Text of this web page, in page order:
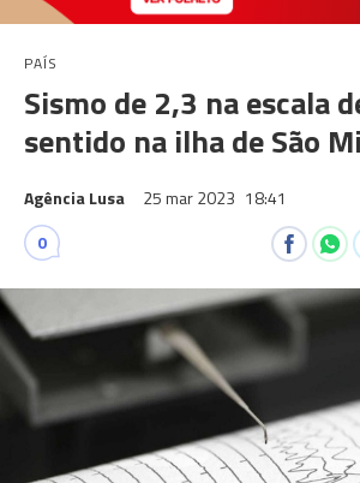
PAÍS
Sismo de 2,3 na escala
sentido na ilha de São
Agência Lusa 25 mar 2023 18:41
0